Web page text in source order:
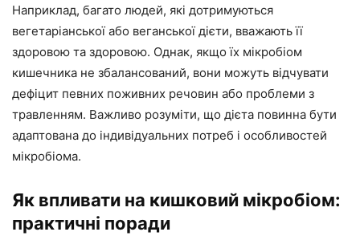
Наприклад, багато людей, які дотримуються
вегетаріанської або веганської дієти, вважають її
здоровою та здоровою. Однак, якщо їх мікробіом
кишечника не збалансований, вони можуть відчувати
дефіцит певних поживних речовин або проблеми з
травленням. Важливо розуміти, що дієта повинна бути
адаптована до індивідуальних потреб і особливостей
мікробіома.
Як впливати на кишковий мікробіом:
практичні поради